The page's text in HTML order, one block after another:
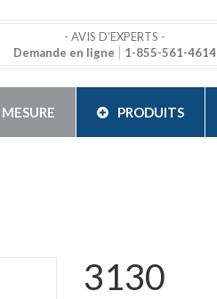
- AVIS D’EXPERTS -
Demande en ligne
1-855-561-4614
PRODUITS
3130